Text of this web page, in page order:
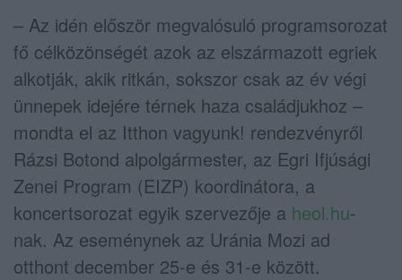
– Az idén először megvalósuló programsorozat
fő célközönségét azok az elszármazott egriek
alkotják, akik ritkán, sokszor csak az év végi
ünnepek idejére térnek haza családjukhoz –
mondta el az Itthon vagyunk! rendezvényről
Rázsi Botond alpolgármester, az Egri Ifjúsági
Zenei Program (EIZP) koordinátora, a
koncertsorozat egyik szervezője a heol.hu-
nak. Az eseménynek az Uránia Mozi ad
otthont december 25-e és 31-e között.